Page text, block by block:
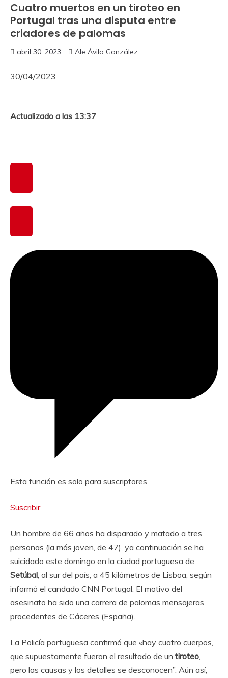
Cuatro muertos en un tiroteo en
Portugal tras una disputa entre
criadores de palomas
abril 30, 2023 Ale Ávila González
30/04/2023
Actualizado a las 13:37
Esta función es solo para suscriptores
Suscribir
Un hombre de 66 años ha disparado y matado a tres
personas (la más joven, de 47), ya continuación se ha
suicidado este domingo en la ciudad portuguesa de
Setúbal, al sur del país, a 45 kilómetros de Lisboa, según
informó el candado CNN Portugal. El motivo del
asesinato ha sido una carrera de palomas mensajeras
procedentes de Cáceres (España).
La Policía portuguesa confirmó que «hay cuatro cuerpos,
que supuestamente fueron el resultado de un tiroteo,
pero las causas y los detalles se desconocen”. Aún así,